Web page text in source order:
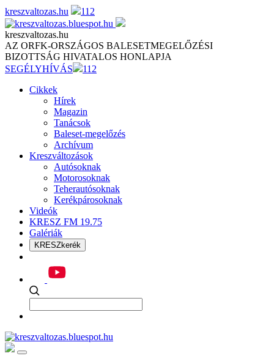
Skip
to
content
kreszvaltozas.hu 112
kreszvaltozas.hu
AZ ORFK-ORSZÁGOS BALESETMEGELŐZÉSI
BIZOTTSÁG HIVATALOS HONLAPJA
SEGÉLYHÍVÁS
112
Cikkek
Hírek
Magazin
Tanácsok
Baleset-megelőzés
Archívum
Kreszváltozások
Autósoknak
Motorosoknak
Teherautósoknak
Kerékpárosoknak
Videók
KRESZ FM 19.75
Galériák
KRESZkerék